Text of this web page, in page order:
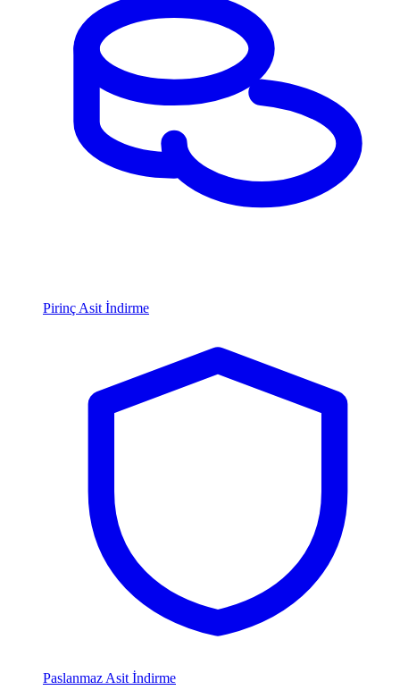
Pirinç Asit İndirme
Paslanmaz Asit İndirme